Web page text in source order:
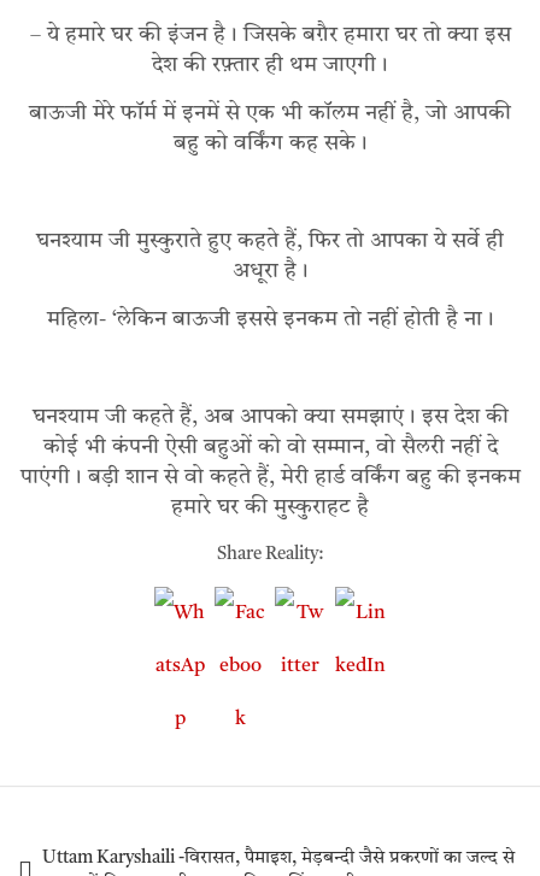
– ये हमारे घर की इंजन है। जिसके बग़ैर हमारा घर तो क्या इस
देश की रफ़्तार ही थम जाएगी।
बाऊजी मेरे फॉर्म में इनमें से एक भी कॉलम नहीं है, जो आपकी
बहु को वर्किंग कह सके।
घनश्याम जी मुस्कुराते हुए कहते हैं, फिर तो आपका ये सर्वे ही
अधूरा है।
महिला- ‘लेकिन बाऊजी इससे इनकम तो नहीं होती है ना।
घनश्याम जी कहते हैं, अब आपको क्या समझाएं। इस देश की
कोई भी कंपनी ऐसी बहुओं को वो सम्मान, वो सैलरी नहीं दे
पाएंगी। बड़ी शान से वो कहते हैं, मेरी हार्ड वर्किंग बहु की इनकम
हमारे घर की मुस्कुराहट है
Share Reality:
Uttam Karyshaili -विरासत, पैमाइश, मेड़बन्दी जैसे प्रकरणों का जल्द से